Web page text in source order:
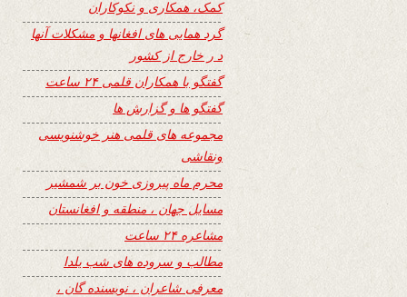
کمک، همکاری و نکوکاران
گرد همایی های افغانها و مشکلات آنها
د ر خارج از کشور
گفتگو با همکاران قلمی ۲۴ ساعت
گفتگو ها و گزارش ها
مجموعه های قلمی هنر خوشنویسی
ونقاشی
محرم ماه پیروزی خون بر شمشیر
مسایل جهان ، منطقه و افغانستان
مشاعره ۲۴ ساعت
مطالب و سروده های شب یلدا
معرفی شاعران ، نویسنده گان ،